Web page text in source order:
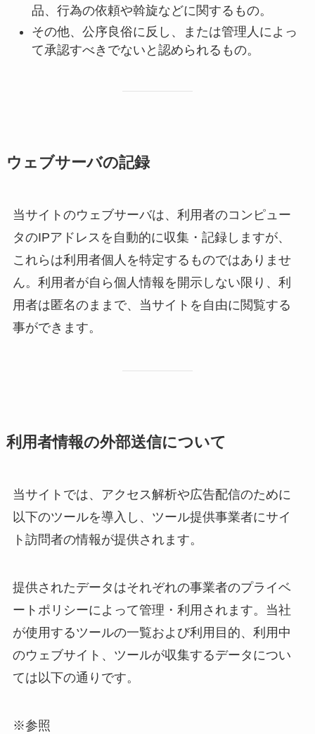
品、行為の依頼や斡旋などに関するもの。
その他、公序良俗に反し、または管理人によっ
て承認すべきでないと認められるもの。
ウェブサーバの記録
当サイトのウェブサーバは、利用者のコンピュー
タのIPアドレスを自動的に収集・記録しますが、
これらは利用者個人を特定するものではありませ
ん。利用者が自ら個人情報を開示しない限り、利
用者は匿名のままで、当サイトを自由に閲覧する
事ができます。
利用者情報の外部送信について
当サイトでは、アクセス解析や広告配信のために
以下のツールを導入し、ツール提供事業者にサイ
ト訪問者の情報が提供されます。
提供されたデータはそれぞれの事業者のプライベ
ートポリシーによって管理・利用されます。当社
が使用するツールの一覧および利用目的、利用中
のウェブサイト、ツールが収集するデータについ
ては以下の通りです。
※参照